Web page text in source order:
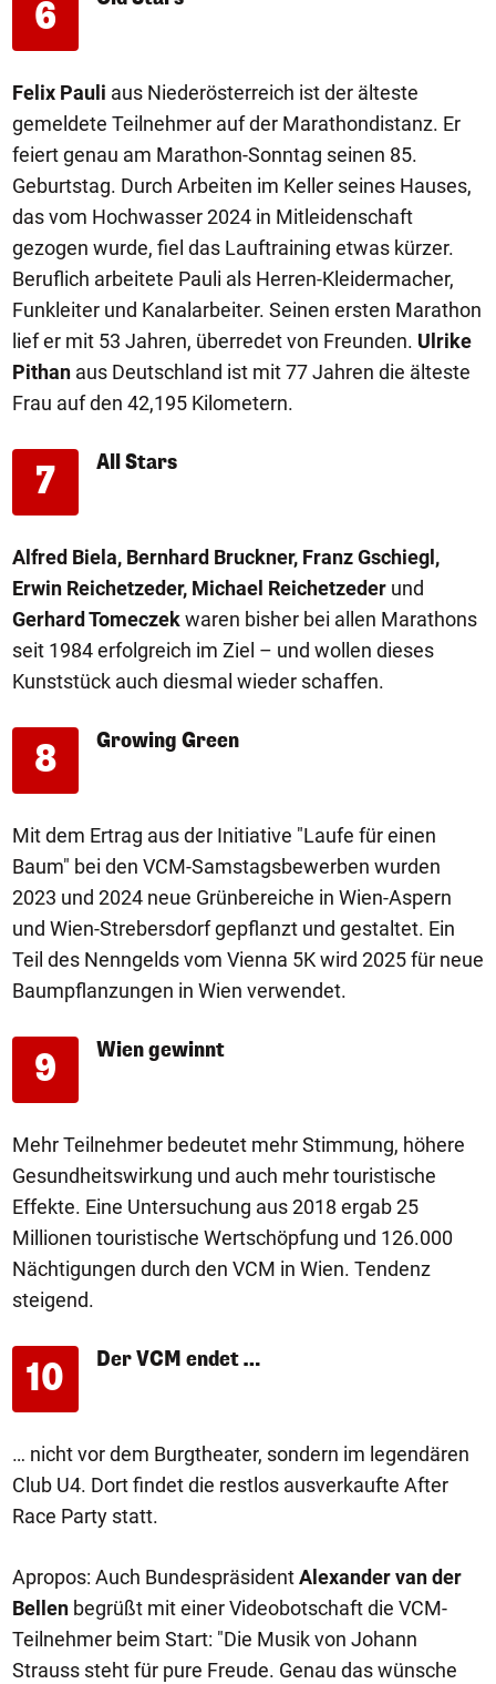
6
Felix Pauli aus Niederösterreich ist der älteste
gemeldete Teilnehmer auf der Marathondistanz. Er
feiert genau am Marathon-Sonntag seinen 85.
Geburtstag. Durch Arbeiten im Keller seines Hauses,
das vom Hochwasser 2024 in Mitleidenschaft
gezogen wurde, fiel das Lauftraining etwas kürzer.
Beruflich arbeitete Pauli als Herren-Kleidermacher,
Funkleiter und Kanalarbeiter. Seinen ersten Marathon
lief er mit 53 Jahren, überredet von Freunden. Ulrike
Pithan aus Deutschland ist mit 77 Jahren die älteste
Frau auf den 42,195 Kilometern.
7 All Stars
Alfred Biela, Bernhard Bruckner, Franz Gschiegl,
Erwin Reichetzeder, Michael Reichetzeder und
Gerhard Tomeczekwaren bisher bei allen Marathons
seit 1984 erfolgreich im Ziel – und wollen dieses
Kunststück auch diesmal wieder schaffen.
8 Growing Green
Mit dem Ertrag aus der Initiative "Laufe für einen
Baum" bei den VCM-Samstagsbewerben wurden
2023 und 2024 neue Grünbereiche in Wien-Aspern
und Wien-Strebersdorf gepflanzt und gestaltet. Ein
Teil des Nenngelds vom Vienna 5K wird 2025 für neue
Baumpflanzungen in Wien verwendet.
9 Wien gewinnt
Mehr Teilnehmer bedeutet mehr Stimmung, höhere
Gesundheitswirkung und auch mehr touristische
Effekte. Eine Untersuchung aus 2018 ergab 25
Millionen touristische Wertschöpfung und 126.000
Nächtigungen durch den VCM in Wien. Tendenz
steigend.
10 Der VCM endet …
… nicht vor dem Burgtheater, sondern im legendären
Club U4. Dort findet die restlos ausverkaufte After
Race Party statt.
Apropos: Auch BundespräsidentAlexander van der
Bellen begrüßt mit einer Videobotschaft die VCM-
Teilnehmer beim Start: "Die Musik von Johann
Strauss steht für pure Freude. Genau das wünsche